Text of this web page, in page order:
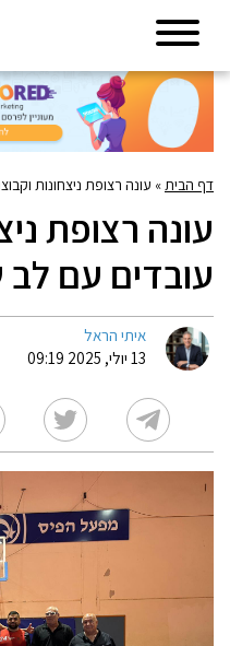
דף הבית» עונה רצופת ניצחונות
עונה רצופת
עובדים עם לב
איתי הראל
13 יולי, 2025 09:19